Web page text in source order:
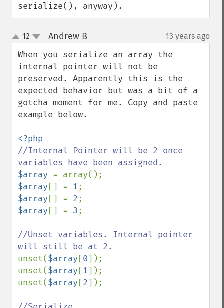
serialize(), anyway).
up
down
12 Andrew B 13 years ago
When you serialize an array the
internal pointer will not be
preserved. Apparently this is the
expected behavior but was a bit of a
gotcha moment for me. Copy and paste
example below.
//Internal Pointer will be 2 once
$array
$array [] = 1
$array [] = 2
$array [] = 3;
//Unset variables. Internal pointer
unset($array [0]);
unset($array [1]);
unset($array [2]);